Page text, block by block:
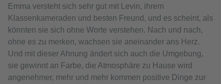
Emma versteht sich sehr gut mit Levin, ihrem
Klassenkameraden und besten Freund, und es scheint, als
könnten sie sich ohne Worte verstehen. Nach und nach,
ohne es zu merken, wachsen sie aneinander ans Herz.
Und mit dieser Ahnung ändert sich auch die Umgebung,
sie gewinnt an Farbe, die Atmosphäre zu Hause wird
angenehmer, mehr und mehr kommen positive Dinge zur